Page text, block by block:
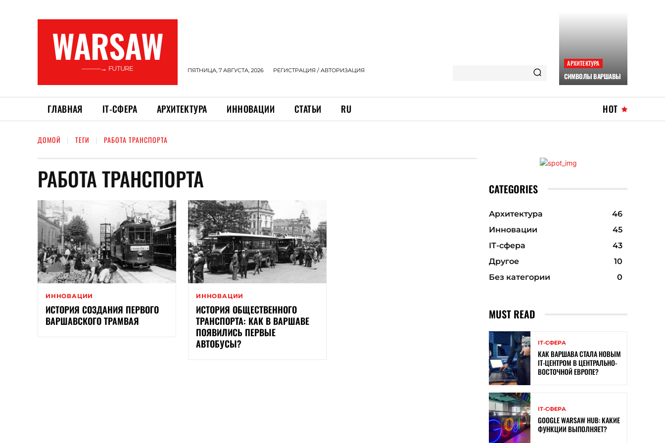
WARSAW
———→ FUTURE ПЯТНИЦА, 7 АВГУСТА, 2026 РЕГИСТРАЦИЯ / АВТОРИЗАЦИЯ
АРХИТЕКТУРА
СИМВОЛЫ ВАРШАВЫ
ГЛАВНАЯ ІТ-СФЕРА АРХИТЕКТУРА ИННОВАЦИИ СТАТЬИ RU HOT
ДОМОЙ ТЕГИ РАБОТА ТРАНСПОРТА
РАБОТА ТРАНСПОРТА
ИННОВАЦИИ
ИСТОРИЯ СОЗДАНИЯ ПЕРВОГО
ВАРШАВСКОГО ТРАМВАЯ
ИННОВАЦИИ
ИСТОРИЯ ОБЩЕСТВЕННОГО
ТРАНСПОРТА: КАК В ВАРШАВЕ
ПОЯВИЛИСЬ ПЕРВЫЕ
АВТОБУСЫ?
CATEGORIES
Архитектура
46
Инновации
45
ІТ-сфера
43
Другое
10
Без категории
0
MUST READ
ІТ-СФЕРА
КАК ВАРШАВА СТАЛА НОВЫМ
IT-ЦЕНТРОМ В ЦЕНТРАЛЬНО-
ВОСТОЧНОЙ ЕВРОПЕ?
ІТ-СФЕРА
GOOGLE WARSAW HUB: КАКИЕ
ФУНКЦИИ ВЫПОЛНЯЕТ?